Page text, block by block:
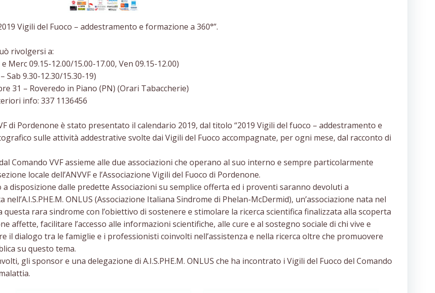
Vigili del Fuoco – addestramento e formazione a 360°”.
rivolgersi a:
09.15-12.00/15.00-17.00, Ven 09.15-12.00)
9.30-12.30/15.30-19)
31 – Roveredo in Piano (PN) (Orari Tabaccherie)
info: 337 1136456
di Pordenone è stato presentato il calendario 2019, dal titolo “2019 Vigili del fuoco – addestramento e
sulle attività addestrative svolte dai Vigili del Fuoco accompagnate, per ogni mese, dal racconto di
Comando VVF assieme alle due associazioni che operano al suo interno e sempre particolarmente
locale dell’ANVVF e l’Associazione Vigili del Fuoco di Pordenone.
disposizione dalle predette Associazioni su semplice offerta ed i proventi saranno devoluti a
ONLUS (Associazione Italiana Sindrome di Phelan-McDermid), un’associazione nata nel
rara sindrome con l’obiettivo di sostenere e stimolare la ricerca scientifica finalizzata alla scoperta
affette, facilitare l’accesso alle informazioni scientifiche, alle cure e al sostegno sociale di chi vive e
il dialogo tra le famiglie e i professionisti coinvolti nell’assistenza e nella ricerca oltre che promuovere
su questo tema.
gli sponsor e una delegazione di A.I.S.PHE.M. ONLUS che ha incontrato i Vigili del Fuoco del Comando